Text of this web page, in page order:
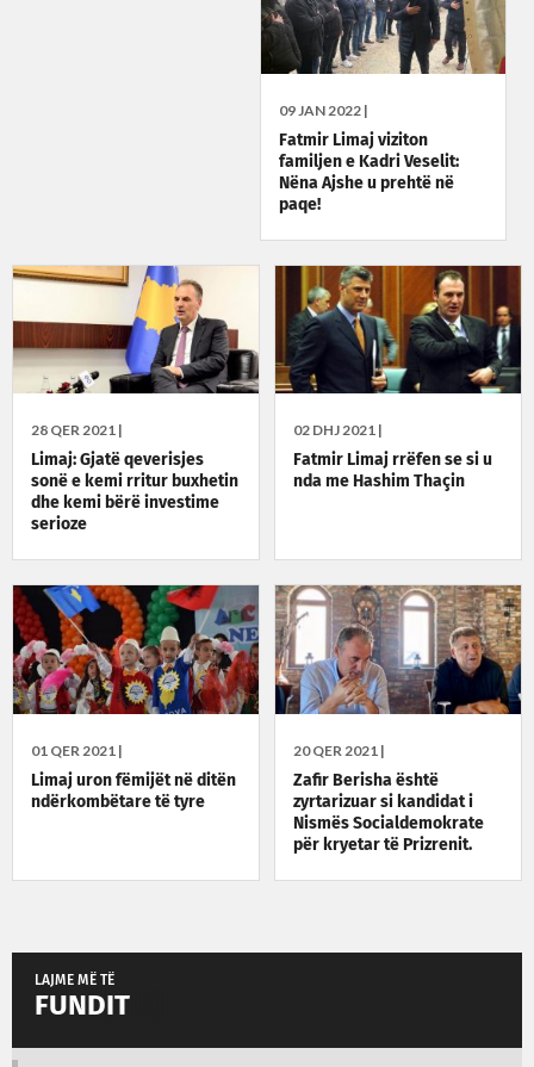
09 JAN 2022 |
Fatmir Limaj viziton
familjen e Kadri Veselit:
Nëna Ajshe u prehtë në
paqe!
02 DHJ 2021 |
Fatmir Limaj rrëfen se si u
nda me Hashim Thaçin
28 QER 2021 |
Limaj: Gjatë qeverisjes
sonë e kemi rritur buxhetin
dhe kemi bërë investime
serioze
20 QER 2021 |
Zafir Berisha është
zyrtarizuar si kandidat i
Nismës Socialdemokrate
për kryetar të Prizrenit.
01 QER 2021 |
Limaj uron fëmijët në ditën
ndërkombëtare të tyre
LAJME MË TË
FUNDIT